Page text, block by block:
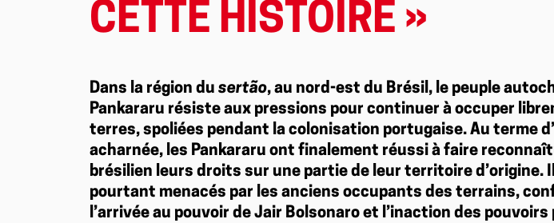
CETTE HISTOIRE »
Dans la région du sertão, au nord-est du Brésil, le peuple
Pankararu résiste aux pressions pour continuer à occuper
terres, spoliées pendant la colonisation portugaise. Au terme
acharnée, les Pankararu ont finalement réussi à faire
brésilien leurs droits sur une partie de leur territoire d’origine.
pourtant menacés par les anciens occupants des terrains,
l’arrivée au pouvoir de Jair Bolsonaro et l’inaction des pouvoirs